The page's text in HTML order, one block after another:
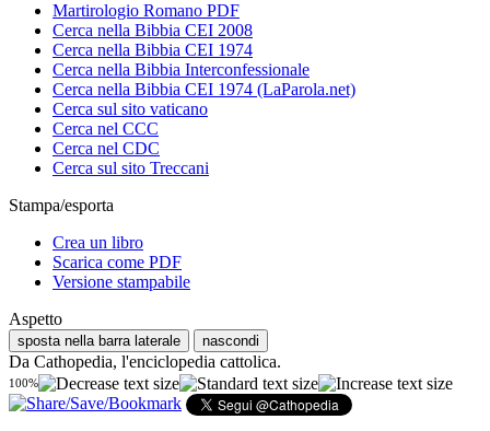
Martirologio Romano PDF
Cerca nella Bibbia CEI 2008
Cerca nella Bibbia CEI 1974
Cerca nella Bibbia Interconfessionale
Cerca nella Bibbia CEI 1974 (LaParola.net)
Cerca sul sito vaticano
Cerca nel CCC
Cerca nel CDC
Cerca sul sito Treccani
Stampa/esporta
Crea un libro
Scarica come PDF
Versione stampabile
Aspetto
sposta nella barra laterale nascondi
Da Cathopedia, l'enciclopedia cattolica.
100%